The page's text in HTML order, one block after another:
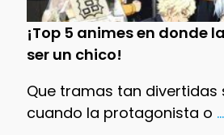
¡Top 5 animes en donde
ser un chico!
Que tramas tan divertidas
cuando la protagonista o